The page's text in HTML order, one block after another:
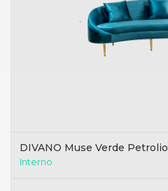
DIVANO Muse Verde Petrolio
Interno